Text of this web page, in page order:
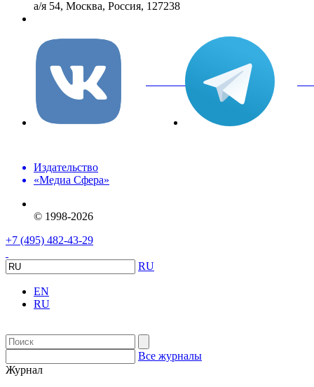
а/я 54, Москва, Россия, 127238
вКонтакте
Издательство
«Медиа Сфера»
© 1998-2026
+7 (495) 482-43-29
RU
EN
RU
Все журналы
Журнал